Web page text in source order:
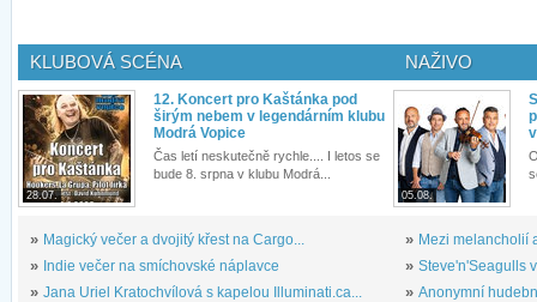
KLUBOVÁ SCÉNA
28.07.
12. Koncert pro Kaštánka pod
širým nebem v legendárním klubu
Modrá Vopice
Čas letí neskutečně rychle.... I letos se
bude 8. srpna v klubu Modrá...
» Magický večer a dvojitý křest na Cargo...
» Indie večer na smíchovské náplavce
» Jana Uriel Kratochvílová s kapelou Illuminati.ca...
NAŽIVO
05.08.
» Mezi melancholií
» Steve'n'Seagulls
» Anonymní